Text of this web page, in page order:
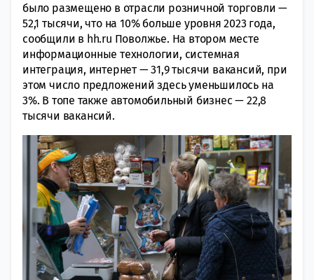
было размещено в отрасли розничной торговли —
52,1 тысячи, что на 10% больше уровня 2023 года,
сообщили в hh.ru Поволжье. На втором месте
информационные технологии, системная
интеграция, интернет — 31,9 тысячи вакансий, при
этом число предложений здесь уменьшилось на
3%. В топе также автомобильный бизнес — 22,8
тысячи вакансий.